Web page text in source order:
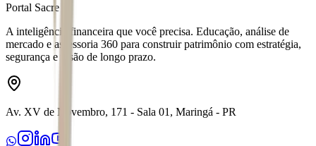
Portal Sacre
A inteligência financeira que você precisa. Educação, análise de
mercado e assessoria 360 para construir patrimônio com estratégia,
segurança e visão de longo prazo.
Av. XV de Novembro, 171 - Sala 01, Maringá - PR